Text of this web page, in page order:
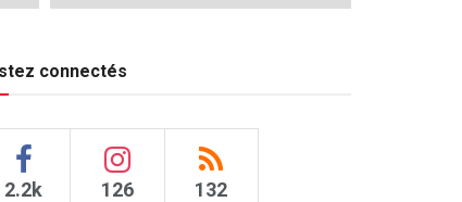
connectés
2.2k 126 132